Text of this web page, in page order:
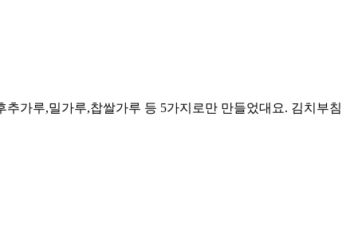
가루,밀가루,찹쌀가루 등 5가지로만 만들었대요. 김치부침